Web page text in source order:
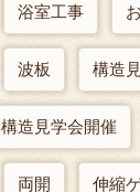
浴室工事
波板 構造
構造見学会開催
両開 伸縮